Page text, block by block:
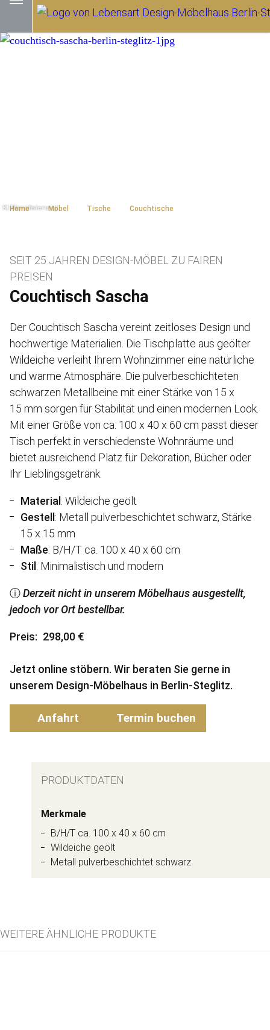
Home Möbel Tische Couchtische
Couchtisch Sascha
SEIT 25 JAHREN DESIGN-MÖBEL ZU FAIREN
PREISEN
Der Couchtisch Sascha vereint zeitloses Design und
hochwertige Materialien. Die Tischplatte aus geölter
Wildeiche verleiht Ihrem Wohnzimmer eine natürliche
und warme Atmosphäre. Die pulverbeschichteten
schwarzen Metallbeine mit einer Stärke von 15 x
15 mm sorgen für Stabilität und einen modernen Look.
Mit einer Größe von ca. 100 x 40 x 60 cm passt dieser
Tisch perfekt in verschiedenste Wohnräume und
bietet ausreichend Platz für Dekoration, Bücher oder
Ihr Lieblingsgetränk.
Material : Wildeiche geölt
Gestell : Metall pulverbeschichtet schwarz, Stärke
15 x 15 mm
Maße: B/H/T ca. 100 x 40 x 60 cm
Stil : Minimalistisch und modern
ⓘDerzeit nicht in unserem Möbelhaus ausgestellt,
jedoch vor Ort bestellbar.
Preis 298,00 €
Jetzt online stöbern. Wir beraten Sie gerne in
unserem Design-Möbelhaus in Berlin-Steglitz.
Anfahrt Termin buchen
PRODUKTDATEN
Merkmale
B/H/T ca. 100 x 40 x 60 cm
Wildeiche geölt
Metall pulverbeschichtet schwarz
WEITERE ÄHNLICHE PRODUKTE